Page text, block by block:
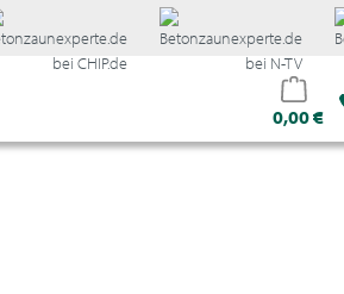
0,00 €